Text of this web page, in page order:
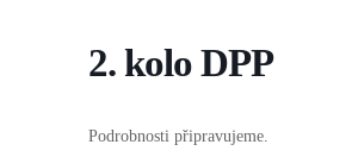
2. kolo DPP
Podrobnosti připravujeme.